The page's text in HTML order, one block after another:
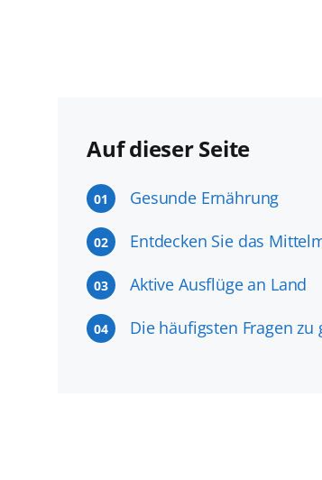
Auf dieser Seite
01 Gesunde Ernährung
02 Entdecken Sie das
03 Aktive Ausflüge an Land
04 Die häufigsten Fragen